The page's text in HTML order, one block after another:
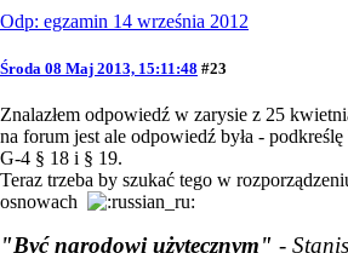
Odp: egzamin 14 września 2012
Środa 08 Maj 2013, 15:11:48 #23
Znalazłem odpowiedź w zarysie z 25
na forum jest ale odpowiedź była -
G-4 § 18 i § 19.
Teraz trzeba by szukać tego w
osnowach
"Być narodowi użytecznym" -